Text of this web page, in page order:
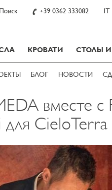
Поиск +39 0362 333082 IT
КРОВАТИ СТОЛЫ И
БЛОГ НОВОСТИ
вместе с
для CieloTerra